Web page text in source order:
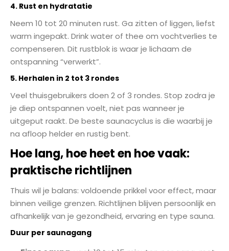
4. Rust en hydratatie
Neem 10 tot 20 minuten rust. Ga zitten of liggen, liefst
warm ingepakt. Drink water of thee om vochtverlies te
compenseren. Dit rustblok is waar je lichaam de
ontspanning “verwerkt”.
5. Herhalen in 2 tot 3 rondes
Veel thuisgebruikers doen 2 of 3 rondes. Stop zodra je
je diep ontspannen voelt, niet pas wanneer je
uitgeput raakt. De beste saunacyclus is die waarbij je
na afloop helder en rustig bent.
Hoe lang, hoe heet en hoe vaak:
praktische richtlijnen
Thuis wil je balans: voldoende prikkel voor effect, maar
binnen veilige grenzen. Richtlijnen blijven persoonlijk en
afhankelijk van je gezondheid, ervaring en type sauna.
Duur per saunagang